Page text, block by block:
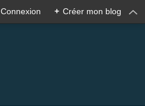
Connexion + Créer mon blog